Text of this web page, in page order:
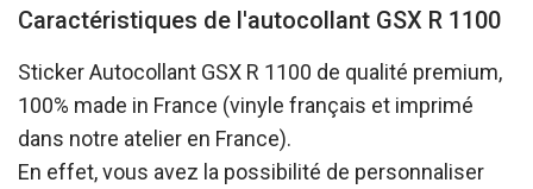
Caractéristiques de l'autocollant GSX R 1100
Sticker Autocollant GSX R 1100 de qualité premium,
100% made in France (vinyle français et imprimé
dans notre atelier en France).
En effet, vous avez la possibilité de personnaliser